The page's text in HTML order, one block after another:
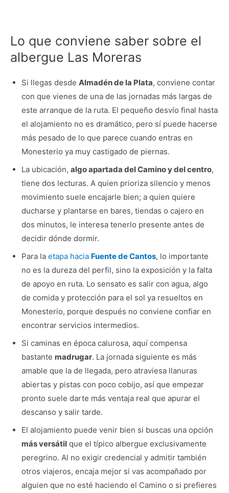
Lo que conviene saber sobre el
albergue Las Moreras
Si llegas desde Almadén de la Plata, conviene contar
con que vienes de una de las jornadas más largas de
este arranque de la ruta. El pequeño desvío final hasta
el alojamiento no es dramático, pero sí puede hacerse
más pesado de lo que parece cuando entras en
Monesterio ya muy castigado de piernas.
La ubicación, algo apartada del Camino y del centro,
tiene dos lecturas. A quien prioriza silencio y menos
movimiento suele encajarle bien; a quien quiere
ducharse y plantarse en bares, tiendas o cajero en
dos minutos, le interesa tenerlo presente antes de
decidir dónde dormir.
Para la etapa hacia Fuente de Cantos, lo importante
no es la dureza del perfil, sino la exposición y la falta
de apoyo en ruta. Lo sensato es salir con agua, algo
de comida y protección para el sol ya resueltos en
Monesterio, porque después no conviene confiar en
encontrar servicios intermedios.
Si caminas en época calurosa, aquí compensa
bastante madrugar. La jornada siguiente es más
amable que la de llegada, pero atraviesa llanuras
abiertas y pistas con poco cobijo, así que empezar
pronto suele darte más ventaja real que apurar el
descanso y salir tarde.
El alojamiento puede venir bien si buscas una opción
más versátilque el típico albergue exclusivamente
peregrino. Al no exigir credencial y admitir también
otros viajeros, encaja mejor si vas acompañado por
alguien que no esté haciendo el Camino o si prefieres